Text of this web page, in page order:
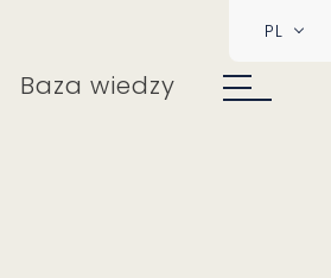
Baza wiedzy
PL